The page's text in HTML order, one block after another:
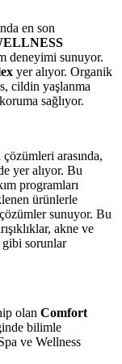
en son
deneyimi sunuyor.
yer alıyor. Organik
cildin yaşlanma
sağlıyor.
çözümleri arasında,
yer alıyor. Bu
programları
ürünlerle
sunuyor. Bu
akne ve
sorunlar
olan Comfort
bilimle
ve Wellness